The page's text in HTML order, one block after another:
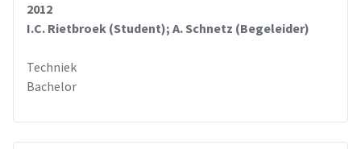
berekend. Het vakwerk is uitgewerkt in het programma
Femap om de profielen te dimensioneren. Hieruit is een
is, zijn de krachten op de verbindingstukken bij maximale
belasting berekend. Het frame is uitgewerkt in het 3D
2012
I.C. Rietbroek (Student); A. Schnetz (Begeleider)
Techniek
Bachelor